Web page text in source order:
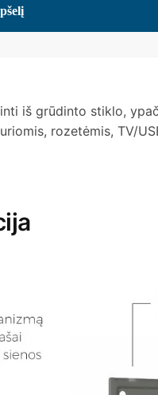
iš grūdinto stiklo,
rozetėmis, TV/